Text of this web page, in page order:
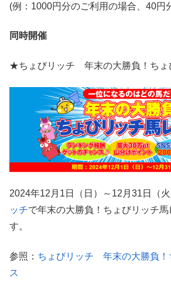
(例：1000円分のご利用の場合、40円
同時開催
★ちょびリッチ 年末の大勝負！ちょ
2024年12月1日（日）～12月31日（火
ッチで年末の大勝負！ちょびリッチ
す。
参照： ちょびリッチ 年末の大勝負！
ス